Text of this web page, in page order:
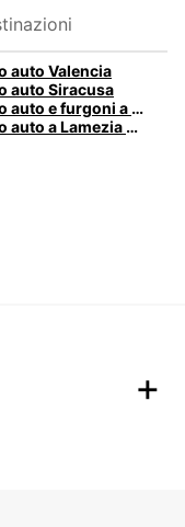
auto Valencia
auto Siracusa
Noleggio auto e furgoni a Pescara
Noleggio auto a Lamezia Terme, Italia